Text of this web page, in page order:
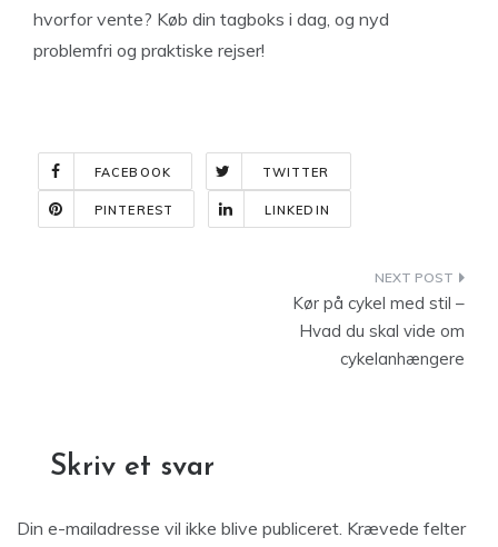
hvorfor vente? Køb din tagboks i dag, og nyd
problemfri og praktiske rejser!
FACEBOOK TWITTER
PINTEREST LINKEDIN
Kør på cykel med stil –
Hvad du skal vide om
cykelanhængere
Skriv et svar
Din e-mailadresse vil ikke blive publiceret. Krævede felter